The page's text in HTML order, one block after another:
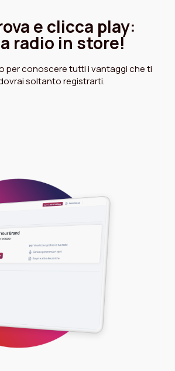
e clicca play:
radio in store!
per conoscere tutti i vantaggi che ti
soltanto registrarti.